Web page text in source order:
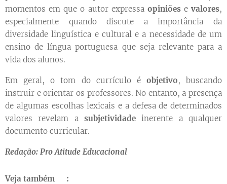
momentos em que o autor expressa opiniõese valores,
especialmente quando discute a importância da
diversidade linguística e cultural e a necessidade de um
ensino de língua portuguesa que seja relevante para a
vida dos alunos.
Em geral, o tom do currículo é objetivo, buscando
instruir e orientar os professores. No entanto, a presença
de algumas escolhas lexicais e a defesa de determinados
valores revelam a subjetividade inerente a qualquer
documento curricular.
Redação: Pro Atitude Educacional
Veja também ⬇️: